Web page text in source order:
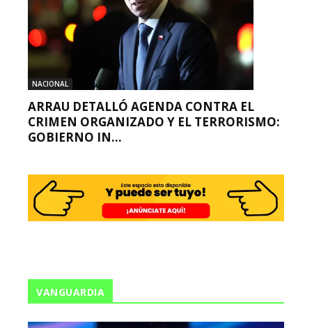
NACIONAL
ARRAU DETALLÓ AGENDA CONTRA EL
CRIMEN ORGANIZADO Y EL TERRORISMO:
GOBIERNO IN...
VANGUARDIA